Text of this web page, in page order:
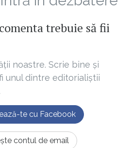
trebuie să fii
noastre. Scrie bine și
unul dintre editorialiștii
te cu Facebook
contul de email